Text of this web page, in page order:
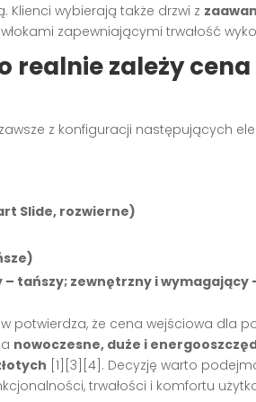
Klienci wybierają także drzwi z
zapewniającymi trwałość
realnie zależy
z konfiguracji następujących
Slide, rozwierne)
tańszy; zewnętrzny i wymagający
potwierdza, że cena wejściowa dla
nowoczesne, duże i
[1][3][4] . Decyzję warto
trwałości i komfortu